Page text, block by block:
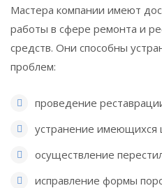
Мастера компании имеют
работы в сфере ремонта и
средств. Они способны
проблем:
проведение
устранение имеющихся
осуществление
исправление формы